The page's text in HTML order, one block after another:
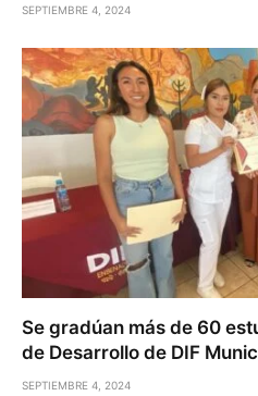
SEPTIEMBRE 4, 2024
Se gradúan más de 60
de Desarrollo de DIF
SEPTIEMBRE 4, 2024